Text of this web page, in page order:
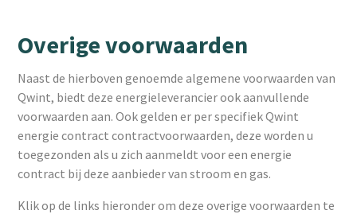
Overige voorwaarden
Naast de hierboven genoemde algemene voorwaarden van
Qwint, biedt deze energieleverancier ook aanvullende
voorwaarden aan. Ook gelden er per specifiek Qwint
energie contract contractvoorwaarden, deze worden u
toegezonden als u zich aanmeldt voor een energie
contract bij deze aanbieder van stroom en gas.
Klik op de links hieronder om deze overige voorwaarden te